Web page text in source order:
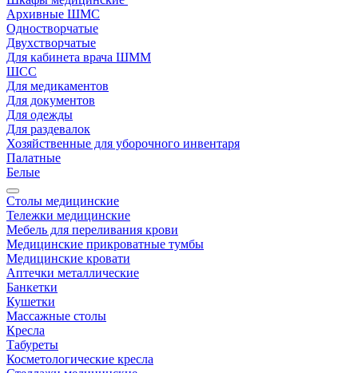
Архивные ШМС
Одностворчатые
Двухстворчатые
Для кабинета врача ШММ
ШСС
Для медикаментов
Для документов
Для одежды
Для раздевалок
Хозяйственные для уборочного инвентаря
Палатные
Белые
Столы медицинские
Тележки медицинские
Мебель для переливания крови
Медицинские прикроватные тумбы
Медицинские кровати
Аптечки металлические
Банкетки
Кушетки
Массажные столы
Кресла
Табуреты
Косметологические кресла